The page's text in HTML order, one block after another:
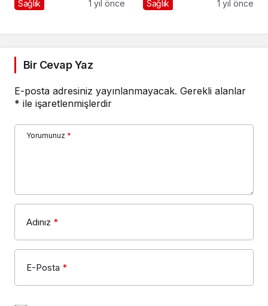
Sağlık 1 yıl önce Sağlık 1 yıl önce
Bir Cevap Yaz
E-posta adresiniz yayınlanmayacak. Gerekli alanlar
* ile işaretlenmişlerdir
Yorumunuz *
Adınız *
E-Posta *